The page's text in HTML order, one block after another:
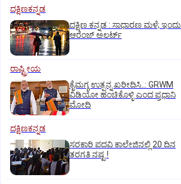
ದಕ್ಷಿಣಕನ್ನಡ
ದಕ್ಷಿಣ ಕನ್ನಡ : ಸಾಧಾರಣ ಮಳೆ; ಇಂದು
ಆರೆಂಜ್‌ ಅಲರ್ಟ್
ರಾಷ್ಟ್ರೀಯ
ಕೈಮಗ್ಗ ಉತ್ಪನ್ನ ಖರೀದಿಸಿ..: GRWM
ವಿಡಿಯೋ ಹಂಚಿಕೊಳ್ಳಿ ಎಂದ ಪ್ರಧಾನಿ
ಮೋದಿ
ದಕ್ಷಿಣಕನ್ನಡ
ಸರಕಾರಿ ಪದವಿ ಕಾಲೇಜಿನಲ್ಲಿ 20 ದಿನ
ತರಗತಿ ನಷ್ಟ !